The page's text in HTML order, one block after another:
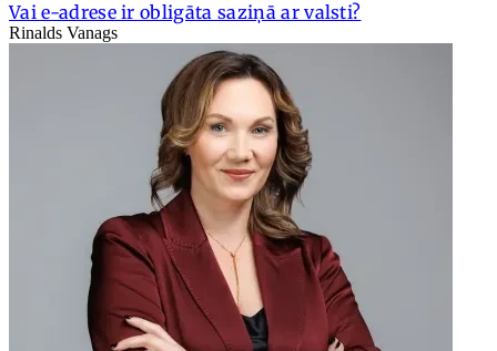
Vai e-adrese ir obligāta saziņā ar valsti?
Rinalds Vanags